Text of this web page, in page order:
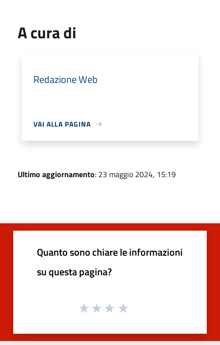
A cura di
Redazione Web
VAI ALLA PAGINA
Ultimo aggiornamento: 23 maggio 2024, 15:19
Quanto sono chiare le informazioni
su questa pagina?